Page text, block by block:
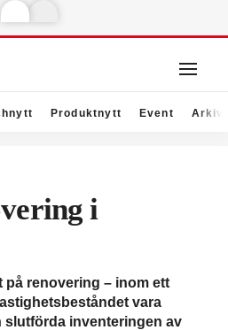
Produktnytt Event Arkiv
i
renovering – inom ett
vara
slutförda inventeringen av